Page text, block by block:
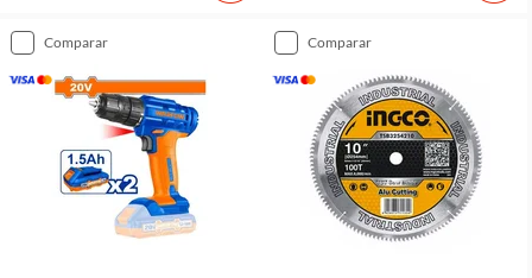
comparar comparar